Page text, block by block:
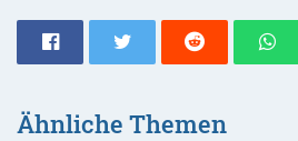
Ähnliche Themen